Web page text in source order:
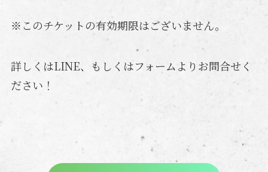
※このチケットの有効期限はございません。
詳しくはLINE、もしくはフォームよりお問合せく
ださい！